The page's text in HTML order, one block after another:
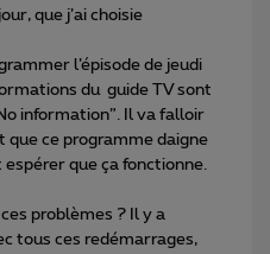
que j’ai choisie
l’épisode de jeudi
du guide TV sont
information”. Il va falloir
ce programme daigne
que ça fonctionne.
problèmes ? Il y a
tous ces redémarrages,